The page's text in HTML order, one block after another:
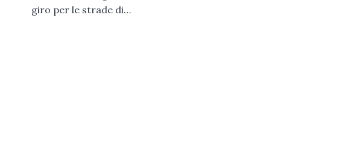
giro per le strade di…